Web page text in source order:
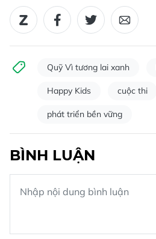
Quỹ Vì tương lai xanh
Happy Kids cuộc thi
phát triển bền vững
BÌNH LUẬN